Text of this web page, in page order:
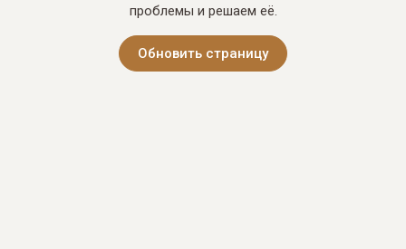
проблемы и решаем её.
Обновить страницу